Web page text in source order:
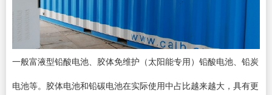
一般富液型铅酸电池、胶体免维护（太阳能专用）铅酸电池、铅炭
电池等。胶体电池和铅碳电池在实际使用中占比越来越大，具有更